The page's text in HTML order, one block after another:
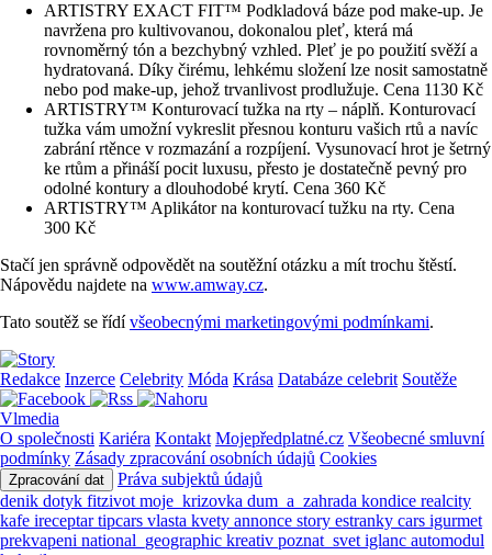
ARTISTRY EXACT FIT™ Podkladová báze pod make-up. Je
navržena pro kultivovanou, dokonalou pleť, která má
rovnoměrný tón a bezchybný vzhled. Pleť je po použití svěží a
hydratovaná. Díky čirému, lehkému složení lze nosit samostatně
nebo pod make-up, jehož trvanlivost prodlužuje. Cena 1130 Kč
ARTISTRY™ Konturovací tužka na rty – náplň. Konturovací
tužka vám umožní vykreslit přesnou konturu vašich rtů a navíc
zabrání rtěnce v rozmazání a rozpíjení. Vysunovací hrot je šetrný
ke rtům a přináší pocit luxusu, přesto je dostatečně pevný pro
odolné kontury a dlouhodobé krytí. Cena 360 Kč
ARTISTRY™ Aplikátor na konturovací tužku na rty. Cena
300 Kč
Stačí jen správně odpovědět na soutěžní otázku a mít trochu štěstí.
Nápovědu najdete na www.amway.cz.
Tato soutěž se řídívšeobecnými marketingovými podmínkami.
Redakce Inzerce Celebrity Móda Krása Databáze celebrit Soutěže
Vlmedia
O společnosti Kariéra Kontakt Mojepředplatné.cz Všeobecné smluvní
podmínky Zásady zpracování osobních údajů Cookies
Zpracování dat
Práva subjektů údajů
denik dotyk fitzivot moje_krizovka dum_a_zahrada kondice realcity
kafe ireceptartipcars vlasta kvety annonce story estranky cars igurmet
prekvapeni national_geographic kreativ poznat_svet iglanc automodul